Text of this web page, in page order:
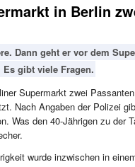
in Berlin
Dann geht er vor dem
gibt viele Fragen.
Supermarkt zwei
Nach Angaben der Polizei
Was den 40-Jährigen zu der
wurde inzwischen in